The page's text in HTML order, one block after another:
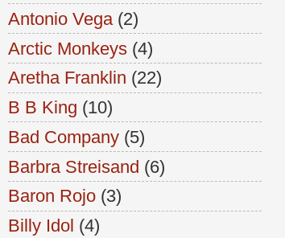
Antonio Vega (2)
Arctic Monkeys (4)
Aretha Franklin (22)
B B King (10)
Bad Company (5)
Barbra Streisand (6)
Baron Rojo (3)
Billy Idol (4)